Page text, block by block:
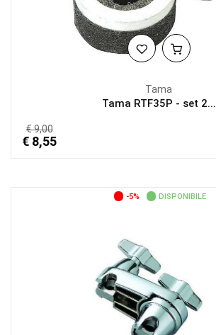
Tama
Tama RTF35P - set 2...
€ 9,00
€ 8,55
-5% DISPONIBILE